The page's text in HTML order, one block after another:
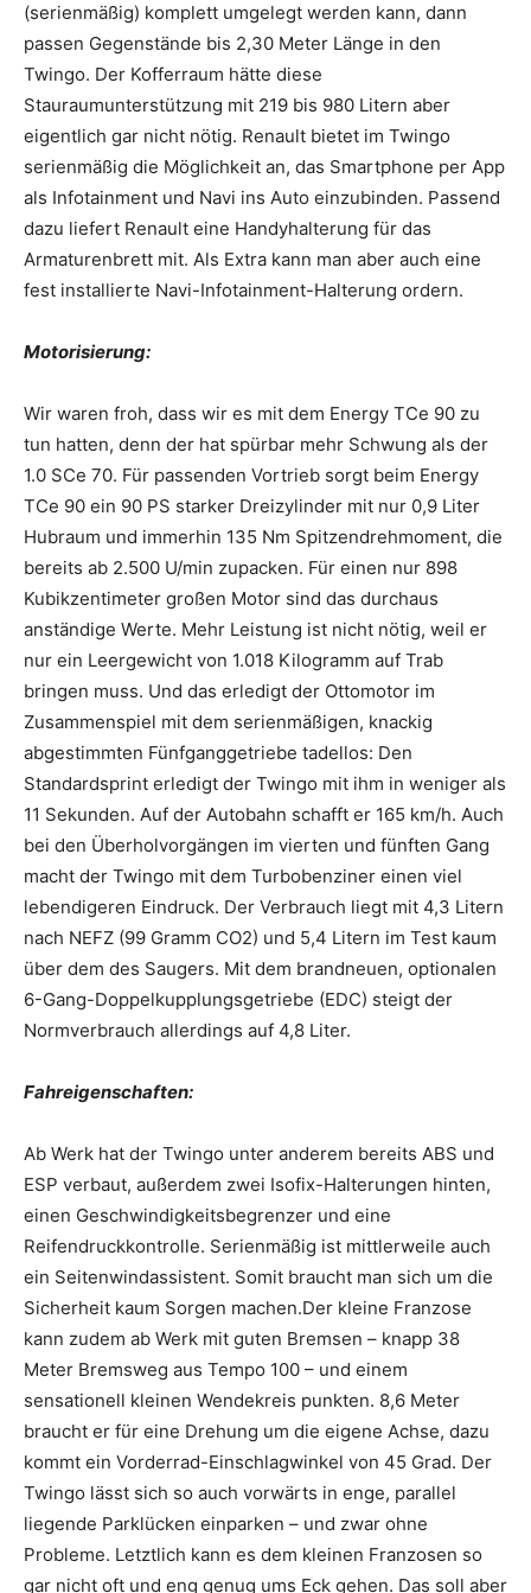
(serienmäßig) komplett umgelegt werden kann, dann
passen Gegenstände bis 2,30 Meter Länge in den
Twingo. Der Kofferraum hätte diese
Stauraumunterstützung mit 219 bis 980 Litern aber
eigentlich gar nicht nötig. Renault bietet im Twingo
serienmäßig die Möglichkeit an, das Smartphone per App
als Infotainment und Navi ins Auto einzubinden. Passend
dazu liefert Renault eine Handyhalterung für das
Armaturenbrett mit. Als Extra kann man aber auch eine
fest installierte Navi-Infotainment-Halterung ordern.
Motorisierung:
Wir waren froh, dass wir es mit dem Energy TCe 90 zu
tun hatten, denn der hat spürbar mehr Schwung als der
1.0 SCe 70. Für passenden Vortrieb sorgt beim Energy
TCe 90 ein 90 PS starker Dreizylinder mit nur 0,9 Liter
Hubraum und immerhin 135 Nm Spitzendrehmoment, die
bereits ab 2.500 U/min zupacken. Für einen nur 898
Kubikzentimeter großen Motor sind das durchaus
anständige Werte. Mehr Leistung ist nicht nötig, weil er
nur ein Leergewicht von 1.018 Kilogramm auf Trab
bringen muss. Und das erledigt der Ottomotor im
Zusammenspiel mit dem serienmäßigen, knackig
abgestimmten Fünfganggetriebe tadellos: Den
Standardsprint erledigt der Twingo mit ihm in weniger als
11 Sekunden. Auf der Autobahn schafft er 165 km/h. Auch
bei den Überholvorgängen im vierten und fünften Gang
macht der Twingo mit dem Turbobenziner einen viel
lebendigeren Eindruck. Der Verbrauch liegt mit 4,3 Litern
nach NEFZ (99 Gramm CO2) und 5,4 Litern im Test kaum
über dem des Saugers. Mit dem brandneuen, optionalen
6-Gang-Doppelkupplungsgetriebe (EDC) steigt der
Normverbrauch allerdings auf 4,8 Liter.
Fahreigenschaften:
Ab Werk hat der Twingo unter anderem bereits ABS und
ESP verbaut, außerdem zwei Isofix-Halterungen hinten,
einen Geschwindigkeitsbegrenzer und eine
Reifendruckkontrolle. Serienmäßig ist mittlerweile auch
ein Seitenwindassistent. Somit braucht man sich um die
Sicherheit kaum Sorgen machen.Der kleine Franzose
kann zudem ab Werk mit guten Bremsen – knapp 38
Meter Bremsweg aus Tempo 100 – und einem
sensationell kleinen Wendekreis punkten. 8,6 Meter
braucht er für eine Drehung um die eigene Achse, dazu
kommt ein Vorderrad-Einschlagwinkel von 45 Grad. Der
Twingo lässt sich so auch vorwärts in enge, parallel
liegende Parklücken einparken – und zwar ohne
Probleme. Letztlich kann es dem kleinen Franzosen so
gar nicht oft und eng genug ums Eck gehen. Das soll aber